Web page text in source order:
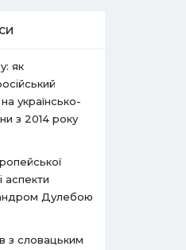
як
українсько-
з 2014 року
аспекти
Дулебою
з словацьким